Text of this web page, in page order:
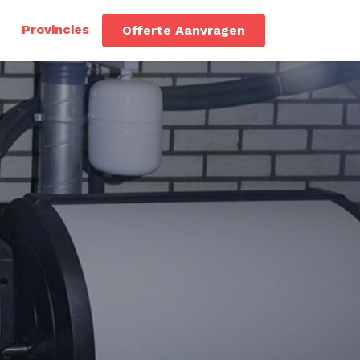
Provincies Offerte Aanvragen